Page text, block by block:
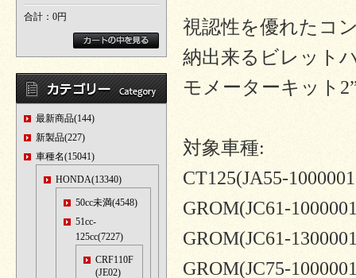
合計： 0円
最新商品(144)
新製品(227)
車種名(15041)
HONDA(13340)
50cc未満(4548)
51cc-
125cc(7227)
CRF110F
(JE02)
視認性を優れたコ
納出来るビレット
モメーターキット
対象車種:
CT125(JA55-
GROM(JC61-
GROM(JC61-
GROM(JC75-